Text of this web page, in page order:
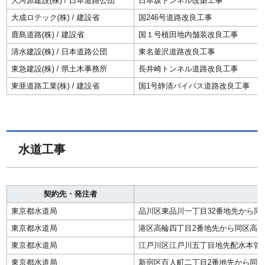
大成ロテック(株) / 建設省
国246号道路改良工事
鹿島道路(株) / 建設省
国１号植田地内舗装改良工事
清水建設(株) / 日本道路公団
東名釜沢道路改良工事
東急建設(株) / 県土木事務所
長井崎トンネル道路改良工事
東亜道路工業(株) / 建設省
国1号静清バイパス道路改良工事
水道工事
契約先・発注者
東京都水道局
品川区東品川一丁目32番地先から
東京都水道局
港区高輪四丁目2番地先から同区高
東京都水道局
江戸川区江戸川五丁目地先配水本管
東京都水道局
新宿区百人町二丁目2番地先から同